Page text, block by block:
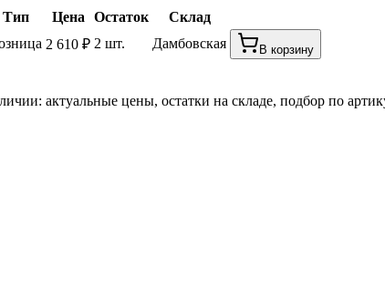
Тип Цена Остаток
Склад
2 610 ₽ 2 шт. Дамбовская В корзину
актуальные цены, остатки на складе, подбор по